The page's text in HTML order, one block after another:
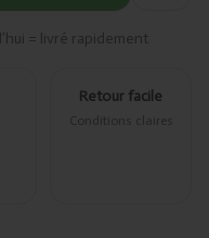
= livré rapidement
Retour facile
Conditions claires